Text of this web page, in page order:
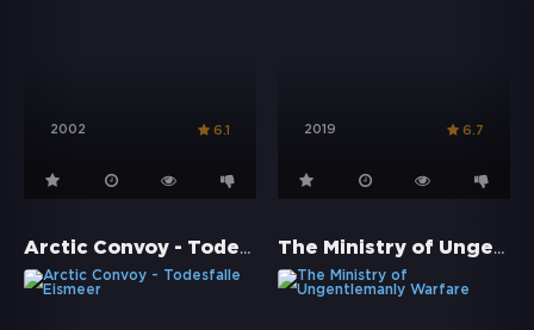
2002 6.1 2019 6.7
Arctic Convoy - Todesfalle Eismeer The Ministry of Ungentlemanly Warfare